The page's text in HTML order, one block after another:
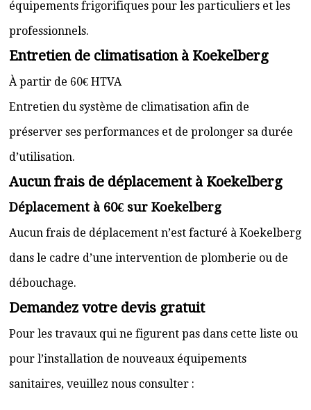
équipements frigorifiques pour les particuliers et les
professionnels.
Entretien de climatisation à Koekelberg
À partir de 60€ HTVA
Entretien du système de climatisation afin de
préserver ses performances et de prolonger sa durée
d’utilisation.
Aucun frais de déplacement à Koekelberg
Déplacement à 60€ sur Koekelberg
Aucun frais de déplacement n’est facturé à Koekelberg
dans le cadre d’une intervention de plomberie ou de
débouchage.
Demandez votre devis gratuit
Pour les travaux qui ne figurent pas dans cette liste ou
pour l’installation de nouveaux équipements
sanitaires, veuillez nous consulter :